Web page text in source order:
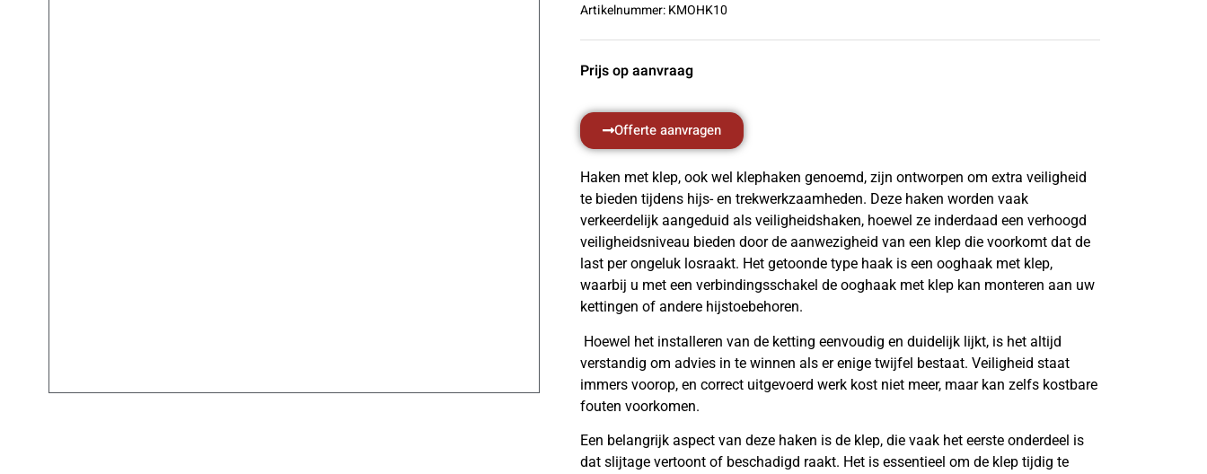
Artikelnummer:KMOHK10
Prijs op aanvraag
Offerte aanvragen
Haken met klep, ook wel klephaken genoemd, zijn ontworpen om extra veiligheid
te bieden tijdens hijs- en trekwerkzaamheden. Deze haken worden vaak
verkeerdelijk aangeduid als veiligheidshaken, hoewel ze inderdaad een verhoogd
veiligheidsniveau bieden door de aanwezigheid van een klep die voorkomt dat de
last per ongeluk losraakt. Het getoonde type haak is een ooghaak met klep,
waarbij u met een verbindingsschakel de ooghaak met klep kan monteren aan uw
kettingen of andere hijstoebehoren.
Hoewel het installeren van de ketting eenvoudig en duidelijk lijkt, is het altijd
verstandig om advies in te winnen als er enige twijfel bestaat. Veiligheid staat
immers voorop, en correct uitgevoerd werk kost niet meer, maar kan zelfs kostbare
fouten voorkomen.
Een belangrijk aspect van deze haken is de klep, die vaak het eerste onderdeel is
dat slijtage vertoont of beschadigd raakt. Het is essentieel om de klep tijdig te